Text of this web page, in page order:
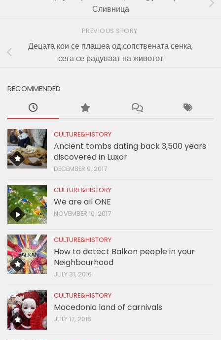
Сливница
PREVIOUS STORY
Децата кои се плашеа од сопствената сенка,
сега се радуваат на животот
RECOMMENDED
CULTURE&HISTORY
Ancient tombs dating back 3,500 years
discovered in Luxor
DECEMBER 9, 2017
CULTURE&HISTORY
We are all ONE
NOVEMBER 19, 2017
CULTURE&HISTORY
How to detect Balkan people in your
Neighbourhood
JULY 31, 2016
CULTURE&HISTORY
Macedonia land of carnivals
JULY 17, 2016